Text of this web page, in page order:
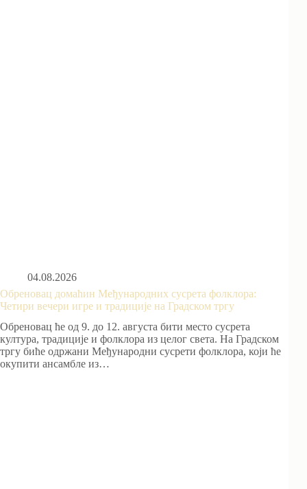
04.08.2026
Обреновац домаћин Међународних сусрета фолклора:
Четири вечери игре и традиције на Градском тргу
Обреновац ће од 9. до 12. августа бити место сусрета
култура, традиције и фолклора из целог света. На Градском
тргу биће одржани Међународни сусрети фолклора, који ће
окупити ансамбле из…